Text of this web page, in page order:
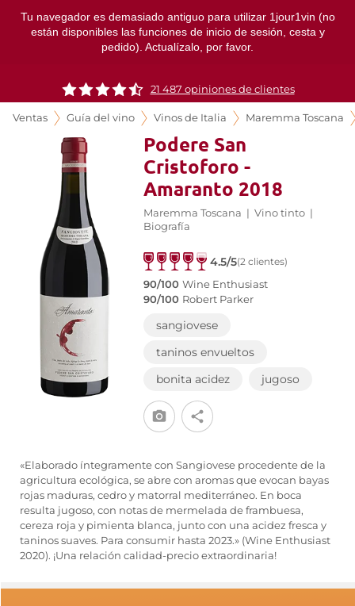
Tu navegador es demasiado antiguo para utilizar 1jour1vin (no
están disponibles las funciones de inicio de sesión, cesta y
pedido). Actualízalo, por favor.
21 487 opiniones de clientes
Ventas Guía del vino Vinos de Italia Maremma Toscana
Podere San
Cristoforo -
Amaranto 2018
Maremma Toscana | Vino tinto |
Biografía
4.5/5(2 clientes)
90/100 Wine Enthusiast
90/100 Robert Parker
sangiovese
taninos envueltos
bonita acidez
jugoso
«Elaborado íntegramente con Sangiovese procedente de la
agricultura ecológica, se abre con aromas que evocan bayas
rojas maduras, cedro y matorral mediterráneo. En boca
resulta jugoso, con notas de mermelada de frambuesa,
cereza roja y pimienta blanca, junto con una acidez fresca y
taninos suaves. Para consumir hasta 2023.» (Wine Enthusiast
2020). ¡Una relación calidad-precio extraordinaria!